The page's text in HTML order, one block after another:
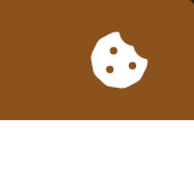
daher längere